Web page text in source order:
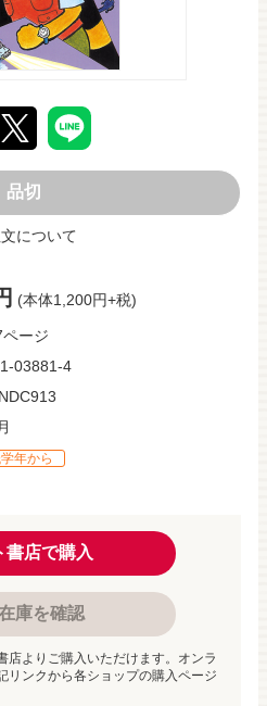
品切
について
(本体1,200円+税)
ージ
03881-4
年から
書店で購入
庫を確認
店よりご購入いただけます。オンラ
リンクから各ショップの購入ページ